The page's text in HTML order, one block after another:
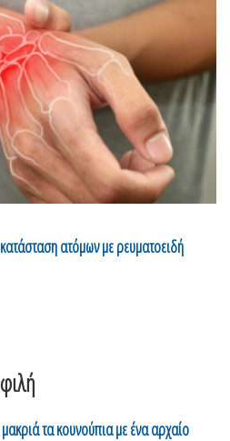
ατόμων με ρευματοειδή
τα κουνούπια με ένα αρχαίο